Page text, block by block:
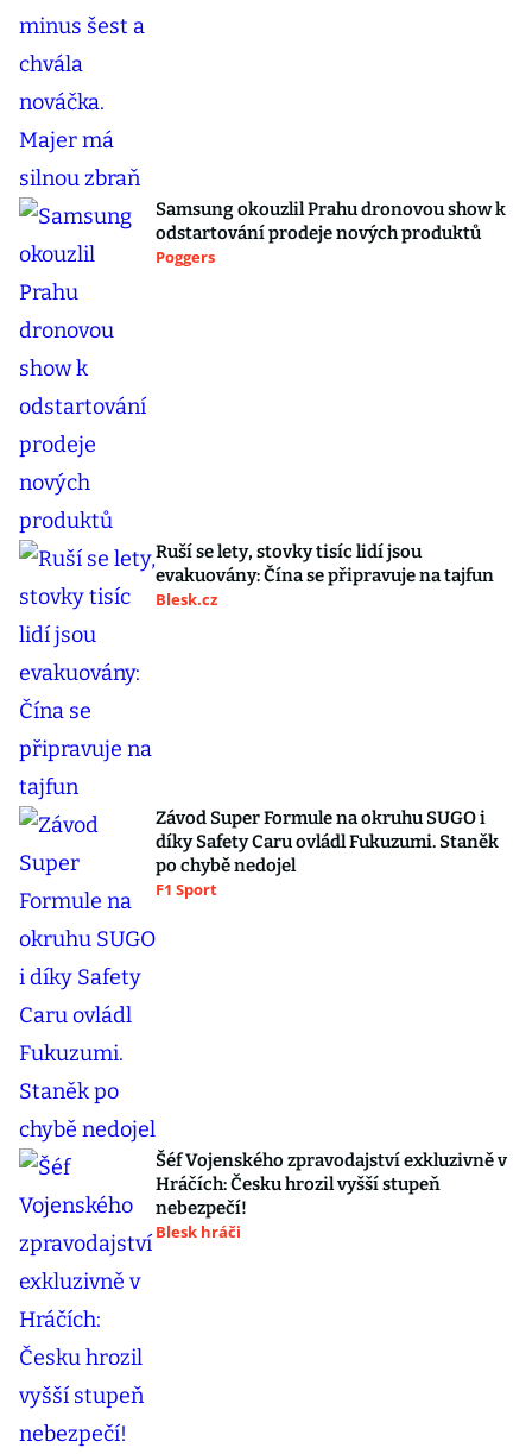
Samsung okouzlil Prahu dronovou show k
odstartování prodeje nových produktů
Poggers
Ruší se lety, stovky tisíc lidí jsou
evakuovány: Čína se připravuje na tajfun
Blesk.cz
Závod Super Formule na okruhu SUGO i
díky Safety Caru ovládl Fukuzumi. Staněk
po chybě nedojel
F1 Sport
Šéf Vojenského zpravodajství exkluzivně v
Hráčích: Česku hrozil vyšší stupeň
nebezpečí!
Blesk hráči